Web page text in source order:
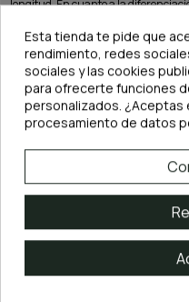
longitud. En cuanto a la
También desarrollan hermosas y
hembras por su parte son algo
Tipo de acuario:Teniendo en
mediano-grande y bastante
inferior a 120L. Unos 80cm de
Se trata de una especie que
-Temperatura:Será adecuada si
Se trata
por lo que un GH con un valor
Esta tienda te pide que
rendimiento, redes
sociales y las cookies
para ofrecerte funciones
personalizados. ¿Aceptas
procesamiento de datos